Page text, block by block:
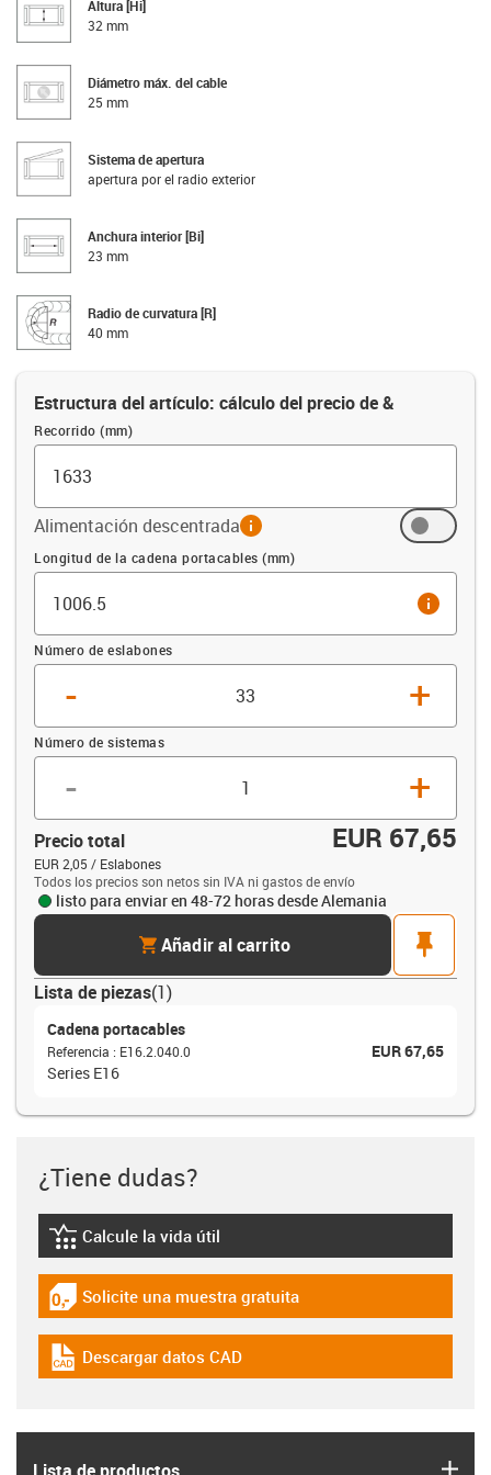
Altura [Hi]
32 mm
Diámetro máx. del cable
25 mm
Sistema de apertura
apertura por el radio exterior
Anchura interior [Bi]
23 mm
Radio de curvatura [R]
40 mm
Estructura del artículo: cálculo del precio de &
Recorrido (mm)
Alimentación descentradainfo
Compensación (mm)
Longitud de la cadena portacables (mm)
info
Número de eslabones
- +
Número de sistemas
- +
Precio total EUR 67,65
EUR 2,05 / Eslabones
Todos los precios son netos sin IVA ni gastos de envío
listo para enviar en 48-72 horas desde Alemania
cartAñadir al carrito
pin
Lista de piezas(1)
Cadena portacables
Referencia : E16.2.040.0
EUR 67,65
Series E16
¿Tiene dudas?
igus-icon-lebensdauerrechner
Calcule la vida útil
igus-icon-gratismuster
Solicite una muestra gratuita
igus-icon-cad-dateien
Descargar datos CAD